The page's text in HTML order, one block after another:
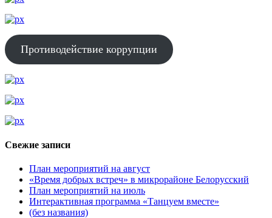
Противодействие коррупции
Свежие записи
План мероприятий на август
«Время добрых встреч» в микрорайоне Белорусский
План мероприятий на июль
Интерактивная программа «Танцуем вместе»
(без названия)